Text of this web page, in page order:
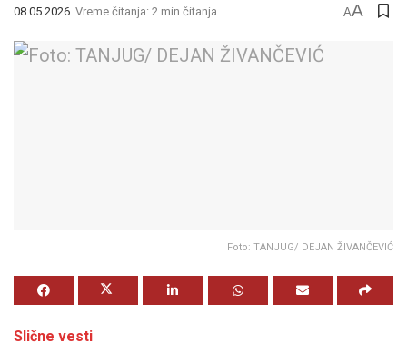
08.05.2026 Vreme čitanja: 2 min čitanja AA
Foto: TANJUG/ DEJAN ŽIVANČEVIĆ
Slične vesti